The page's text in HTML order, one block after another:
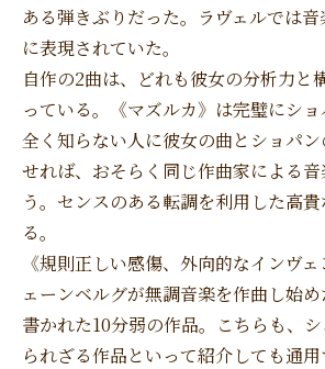
ある弾きぶりだった。ラヴェルでは
に表現されていた。
自作の2曲は、どれも彼女の分析力と
っている。《マズルカ》は完璧にショ
全く知らない人に彼女の曲とショパ
せれば、おそらく同じ作曲家による
う。センスのある転調を利用した高
る。
《規則正しい感傷、外向的なインヴ
ェーンベルグが無調音楽を作曲し始
書かれた10分弱の作品。こちらも、
られざる作品といって紹介しても通